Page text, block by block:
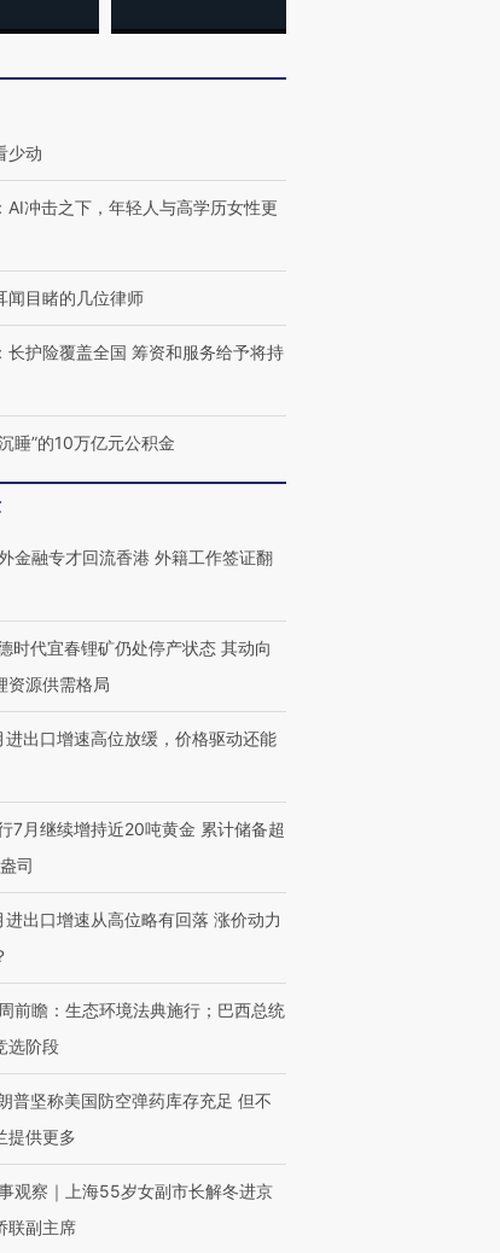
万
3种
育部长拱下台
飞地休达
博
少动
： AI冲击之下，年轻人与高学历女性更
闻目睹的几位律师
： 长护险覆盖全国 筹资和服务给予将持
睡”的10万亿元公积金
金融专才回流香港 外籍工作签证翻
时代宜春锂矿仍处停产状态 其动向
资源供需格局
进出口增速高位放缓，价格驱动还能
7月继续增持近20吨黄金 累计储备超
司
进出口增速从高位略有回落 涨价动力
前瞻：生态环境法典施行；巴西总统
选阶段
普坚称美国防空弹药库存充足 但不
提供更多
观察｜上海55岁女副市长解冬进京
联副主席